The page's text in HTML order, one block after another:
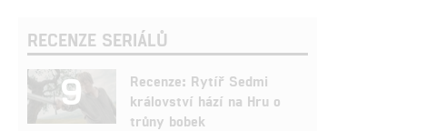
RECENZE SERIÁLŮ
9
Recenze: Rytíř Sedmi
království hází na Hru o
trůny bobek